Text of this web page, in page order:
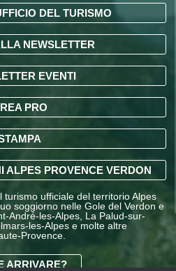
DEL TURISMO
NEWSLETTER
EVENTI
PRO
ALPES PROVENCE VERDON
turismo ufficiale del territorio Alpes
soggiorno nelle Gole del Verdon e
André-les-Alpes, La Palud-sur-
les-Alpes e molte altre
Provence.
ARRIVARE?